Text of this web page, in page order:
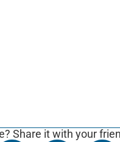
Share it with your